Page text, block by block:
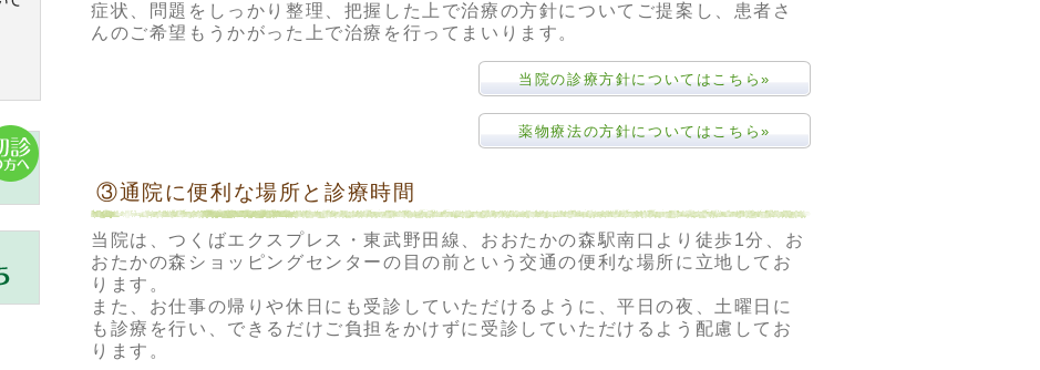
症状、問題をしっかり整理、把握した上で治療の方針についてご提案し、患者さ
んのご希望もうかがった上で治療を行ってまいります。
当院の診療方針についてはこちら»
薬物療法の方針についてはこちら»
③通院に便利な場所と診療時間
当院は、つくばエクスプレス・東武野田線、おおたかの森駅南口より徒歩1分、お
おたかの森ショッピングセンターの目の前という交通の便利な場所に立地してお
ります。
また、お仕事の帰りや休日にも受診していただけるように、平日の夜、土曜日に
も診療を行い、できるだけご負担をかけずに受診していただけるよう配慮してお
ります。